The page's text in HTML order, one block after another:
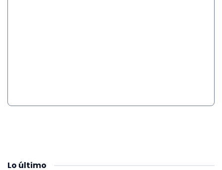
Lo último